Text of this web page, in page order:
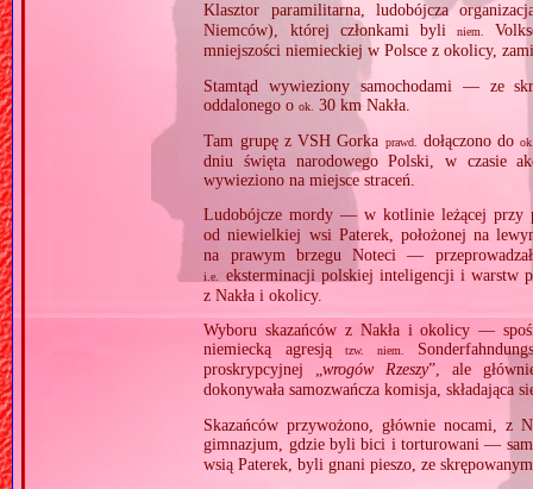
Klasztor paramilitarna, ludobójcza
Niemców), której członkami byliniem.
mniejszości niemieckiej w Polsce z okolicy,
Stamtąd wywieziony samochodami — ze
oddalonego ook. 30 km Nakła.
Tam grupę z VSH Gorka prawd. dołączono do
dniu święta narodowego Polski, w czasie
wywieziono na miejsce straceń.
Ludobójcze mordy — w kotlinie leżącej przy
od niewielkiej wsi Paterek, położonej na
na prawym brzegu Noteci —
i.e.
eksterminacji polskiej inteligencji i warstw
z Nakła i okolicy.
Wyboru skazańców z Nakła i okolicy —
niemiecką agresją
tzw. niem.
proskrypcyjnej „wrogów Rzeszy”, ale
dokonywała samozwańcza komisja, składająca
Skazańców przywożono, głównie nocami, z
gimnazjum, gdzie byli bici i torturowani —
wsią Paterek, byli gnani pieszo, ze